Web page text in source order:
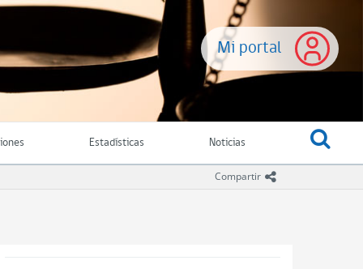
Mi portal
Estadísticas Noticias
Compartir icono compartir